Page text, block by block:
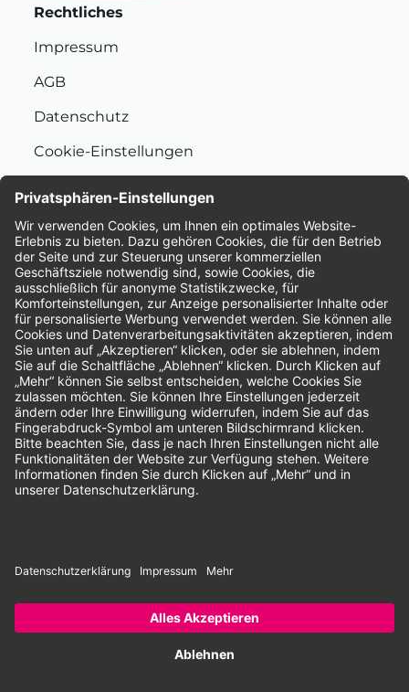
Rechtliches
Impressum
AGB
Datenschutz
Cookie-Einstellungen
Bewertungen
Unsere Zahlungsarten:
Rechnung SEPA-Lastschrift Vorkasse